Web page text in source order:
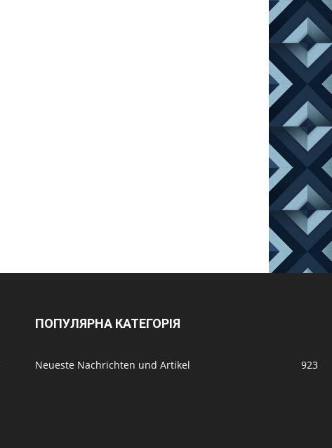
ПОПУЛЯРНА КАТЕГОРІЯ
Neueste Nachrichten und Artikel 923